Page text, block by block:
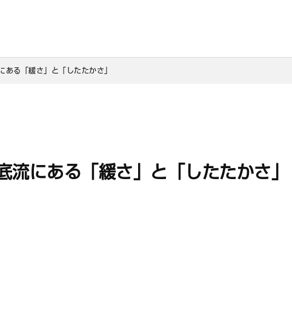
ある「緩さ」と「したたかさ」
流にある「緩さ」と「したたかさ」